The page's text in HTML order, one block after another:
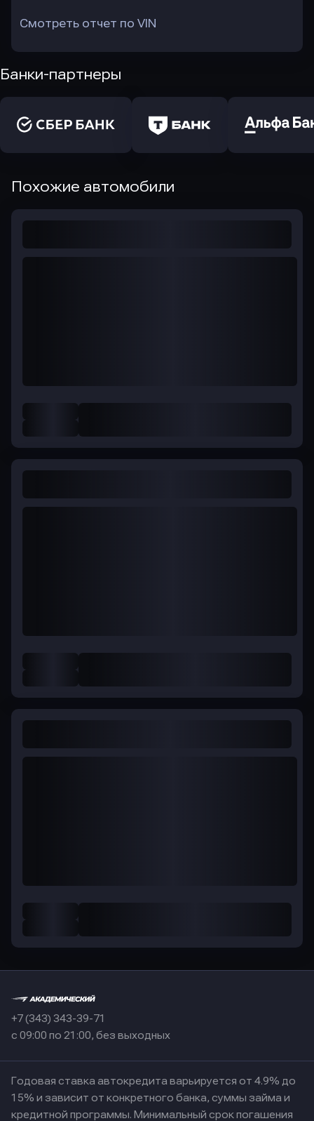
Смотреть отчет по VIN
Банки-партнеры
Похожие автомобили
+7 (343) 343-39-71
с 09:00 по 21:00, без выходных
Годовая ставка автокредита варьируется от 4.9% до
15% и зависит от конкретного банка, суммы займа и
кредитной программы. Минимальный срок погашения